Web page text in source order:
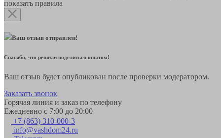
показать правила
Ваш отзыв отправлен!
Спасибо, что решили поделиться опытом!
Ваш отзыв будет опубликован после проверки модератором.
Заказать звонок
Горячая линия и заказ по телефону
Ежедневно с 7:00 до 20:00
+7 (863) 310-000-3
info@vashdom24.ru